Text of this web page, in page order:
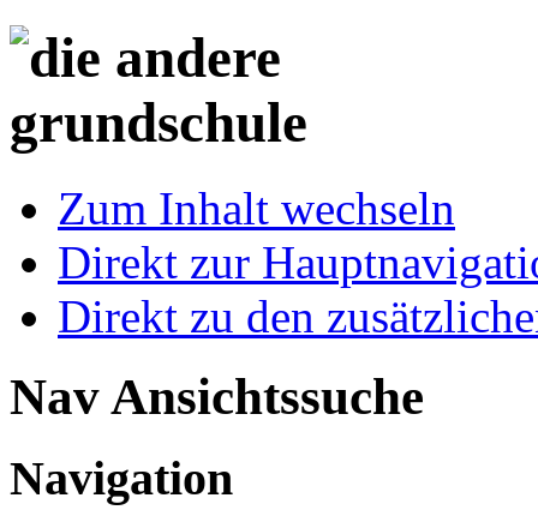
Zum Inhalt wechseln
Direkt zur
Direkt zu den
Nav Ansichtssuche
Navigation